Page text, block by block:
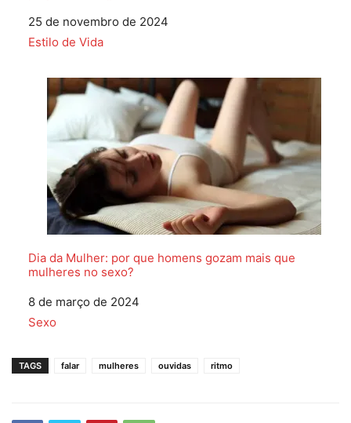
Data
25 de novembro de 2024
Em relação a
Estilo de Vida
Dia da Mulher: por que homens gozam mais que
mulheres no sexo?
Data
8 de março de 2024
Em relação a
Sexo
TAGS falar mulheres ouvidas ritmo